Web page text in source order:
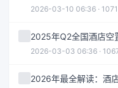
2026-03-10 06:36 ·
2025年Q2全国酒店空
2026-03-03 06:36 ·
2026年最全解读：酒